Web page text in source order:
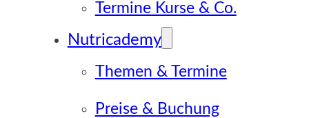
Termine Kurse & Co.
Nutricademy
Themen & Termine
Preise & Buchung